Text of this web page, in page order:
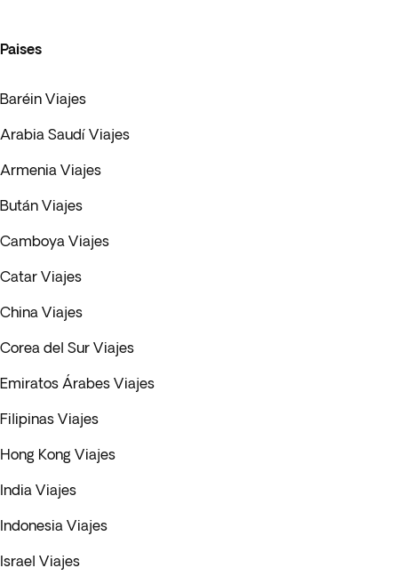
Paises
Baréin Viajes
Arabia Saudí Viajes
Armenia Viajes
Bután Viajes
Camboya Viajes
Catar Viajes
China Viajes
Corea del Sur Viajes
Emiratos Árabes Viajes
Filipinas Viajes
Hong Kong Viajes
India Viajes
Indonesia Viajes
Israel Viajes